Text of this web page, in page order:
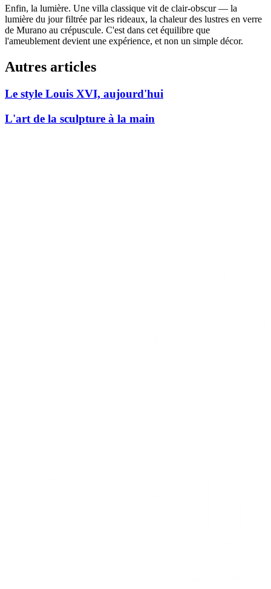
Enfin, la lumière. Une villa classique vit de clair-obscur — la
lumière du jour filtrée par les rideaux, la chaleur des lustres en verre
de Murano au crépuscule. C'est dans cet équilibre que
l'ameublement devient une expérience, et non un simple décor.
Autres articles
Le style Louis XVI, aujourd'hui
L'art de la sculpture à la main